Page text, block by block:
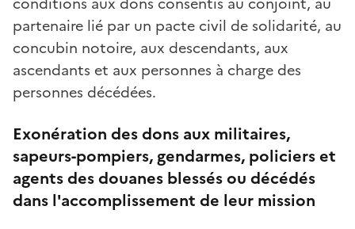
partenaire lié par un pacte civil de solidarité, au
concubin notoire, aux descendants, aux
ascendants et aux personnes à charge des
personnes décédées.
Exonération des dons aux militaires,
sapeurs-pompiers, gendarmes, policiers et
agents des douanes blessés ou décédés
dans l'accomplissement de leur mission